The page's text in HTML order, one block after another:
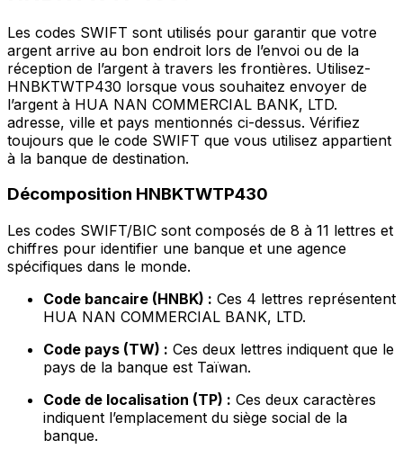
Les codes SWIFT sont utilisés pour garantir que votre
argent arrive au bon endroit lors de l’envoi ou de la
réception de l’argent à travers les frontières. Utilisez-
HNBKTWTP430 lorsque vous souhaitez envoyer de
l’argent à HUA NAN COMMERCIAL BANK, LTD.
adresse, ville et pays mentionnés ci-dessus. Vérifiez
toujours que le code SWIFT que vous utilisez appartient
à la banque de destination.
Décomposition HNBKTWTP430
Les codes SWIFT/BIC sont composés de 8 à 11 lettres et
chiffres pour identifier une banque et une agence
spécifiques dans le monde.
Code bancaire (HNBK) : Ces 4 lettres représentent
HUA NAN COMMERCIAL BANK, LTD.
Code pays (TW) : Ces deux lettres indiquent que le
pays de la banque est Taïwan.
Code de localisation (TP) : Ces deux caractères
indiquent l’emplacement du siège social de la
banque.